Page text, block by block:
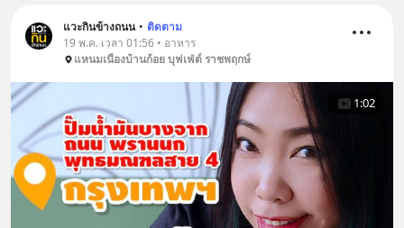
แวะกินข้างถนน • ติดตาม
19 พ.ค. เวลา 01:56 • อาหาร
แหนมเนืองบ้านก้อย บุฟเฟ่ต์ ราชพฤกษ์
1:02